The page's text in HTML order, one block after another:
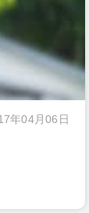
年04月06日